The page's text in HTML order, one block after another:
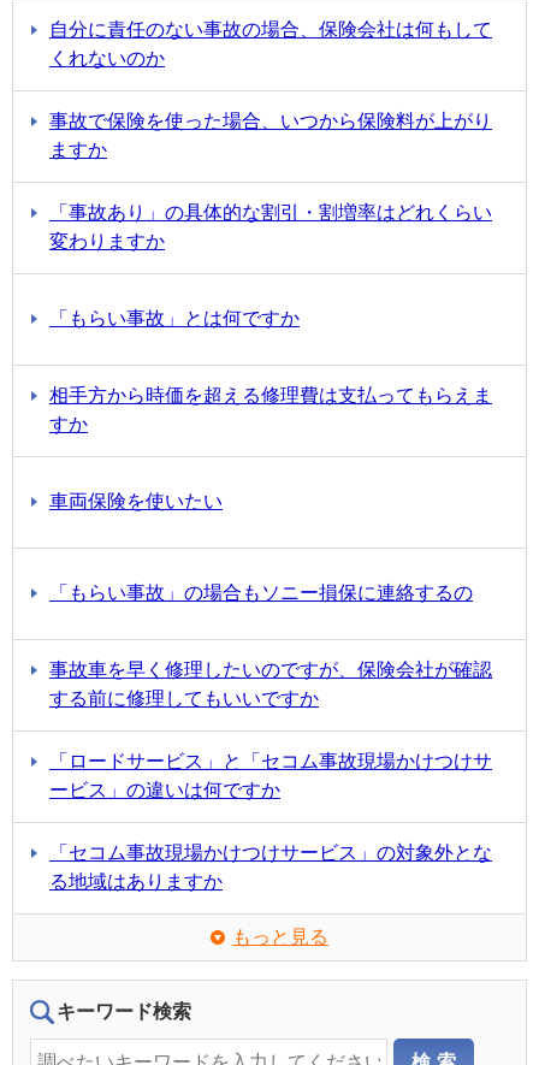
自分に責任のない事故の場合、保険会社は何もして
くれないのか
事故で保険を使った場合、いつから保険料が上がり
ますか
「事故あり」の具体的な割引・割増率はどれくらい
変わりますか
「もらい事故」とは何ですか
相手方から時価を超える修理費は支払ってもらえま
すか
車両保険を使いたい
「もらい事故」の場合もソニー損保に連絡するの
事故車を早く修理したいのですが、保険会社が確認
する前に修理してもいいですか
「ロードサービス」と「セコム事故現場かけつけサ
ービス」の違いは何ですか
「セコム事故現場かけつけサービス」の対象外とな
る地域はありますか
もっと見る
キーワード検索